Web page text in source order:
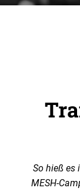
So hieß es
MESH-